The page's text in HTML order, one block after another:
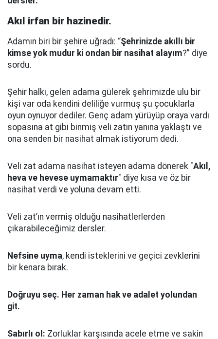
Akıl irfan bir hazinedir.
Adamın biri bir şehire uğradı: “Şehrinizde akıllı bir
kimse yok mudur ki ondan bir nasihat alayım?” diye
sordu.
Şehir halkı, gelen adama gülerek şehrimizde ulu bir
kişi var oda kendini deliliğe vurmuş şu çocuklarla
oyun oynuyor dediler. Genç adam yürüyüp oraya vardı
sopasına at gibi binmiş veli zatın yanına yaklaştı ve
ona senden bir nasihat almak istiyorum dedi.
Veli zat adama nasihat isteyen adama dönerek "Akıl,
heva ve hevese uymamaktır" diye kısa ve öz bir
nasihat verdi ve yoluna devam etti.
Veli zat’ın vermiş olduğu nasihatlerlerden
çıkarabileceğimiz dersler.
Nefsine uyma, kendi isteklerini ve geçici zevklerini
bir kenara bırak.
Doğruyu seç. Her zaman hak ve adalet yolundan
git.
Sabırlı ol: Zorluklar karşısında acele etme ve sakin